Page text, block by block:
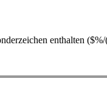
enthalten